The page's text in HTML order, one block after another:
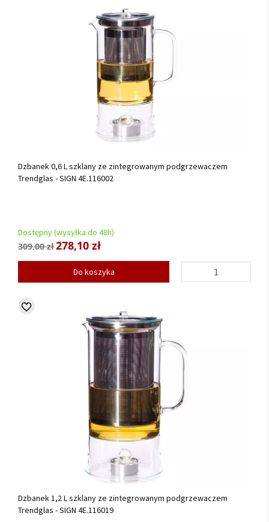
Dzbanek 0,6 L szklany ze zintegrowanym podgrzewaczem
Trendglas - SIGN 4E.116002
Dostępny (wysyłka do 48h)
309,00 zł278,10 zł
Do koszyka
Dzbanek 1,2 L szklany ze zintegrowanym podgrzewaczem
Trendglas - SIGN 4E.116019